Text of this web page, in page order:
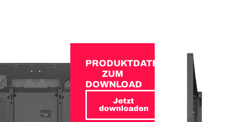
PRODUKTDATEN
ZUM
DOWNLOAD
Jetzt
downloaden